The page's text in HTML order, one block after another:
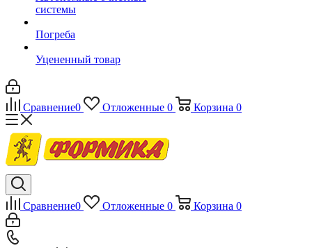
системы
Погреба
Уцененный товар
Сравнение0 Отложенные 0 Корзина 0
Сравнение0 Отложенные 0 Корзина 0